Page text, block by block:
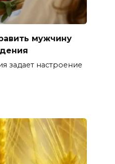
мужчину
задает настроение